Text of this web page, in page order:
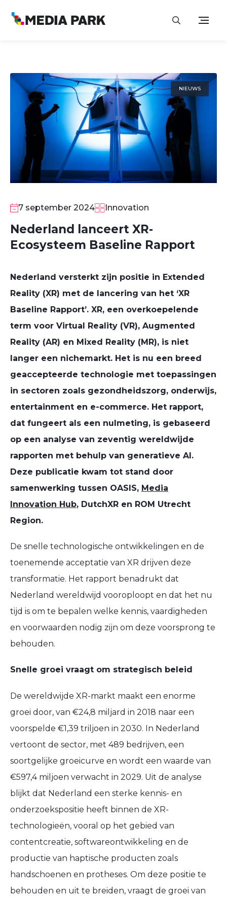
NIEUWS
7 september 2024 Innovation
Nederland lanceert XR-
Ecosysteem Baseline Rapport
Nederland versterkt zijn positie in Extended
Reality (XR) met de lancering van het ‘XR
Baseline Rapport’. XR, een overkoepelende
term voor Virtual Reality (VR), Augmented
Reality (AR) en Mixed Reality (MR), is niet
langer een nichemarkt. Het is nu een breed
geaccepteerde technologie met toepassingen
in sectoren zoals gezondheidszorg, onderwijs,
entertainment en e-commerce. Het rapport,
dat fungeert als een nulmeting, is gebaseerd
op een analyse van zeventig wereldwijde
rapporten met behulp van generatieve AI.
Deze publicatie kwam tot stand door
samenwerking tussen OASIS, Media
Innovation Hub, DutchXR en ROM Utrecht
Region.
De snelle technologische ontwikkelingen en de
toenemende acceptatie van XR drijven deze
transformatie. Het rapport benadrukt dat
Nederland wereldwijd vooroploopt en dat het nu
tijd is om te bepalen welke kennis, vaardigheden
en voorwaarden nodig zijn om deze voorsprong te
behouden.
Snelle groei vraagt om strategisch beleid
De wereldwijde XR-markt maakt een enorme
groei door, van €24,8 miljard in 2018 naar een
voorspelde €1,39 triljoen in 2030. In Nederland
vertoont de sector, met 489 bedrijven, een
soortgelijke groeicurve en wordt een waarde van
€597,4 miljoen verwacht in 2029. Uit de analyse
blijkt dat Nederland een sterke kennis- en
onderzoekspositie heeft binnen de XR-
technologieën, vooral op het gebied van
contentcreatie, softwareontwikkeling en de
productie van haptische producten zoals
handschoenen en protheses. Om deze positie te
behouden en uit te breiden, vraagt de groei van